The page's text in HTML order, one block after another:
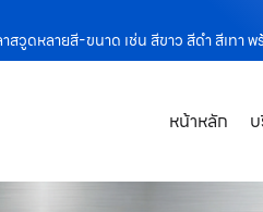
สวูดหลายสี-ขนาด เช่น สีขาว สีดำ สีเท
หน้าหลัก